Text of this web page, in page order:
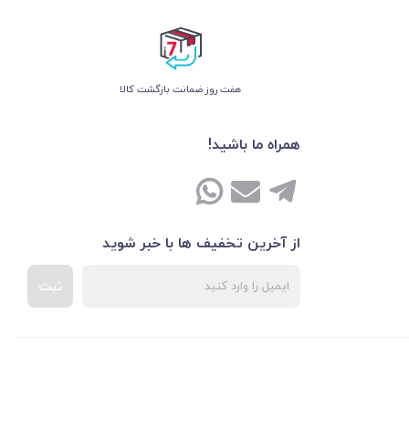
هفت روز ضمانت بازگشت کالا
همراه ما باشید!
از آخرین تخفیف ها با خبر شوید
ثبت